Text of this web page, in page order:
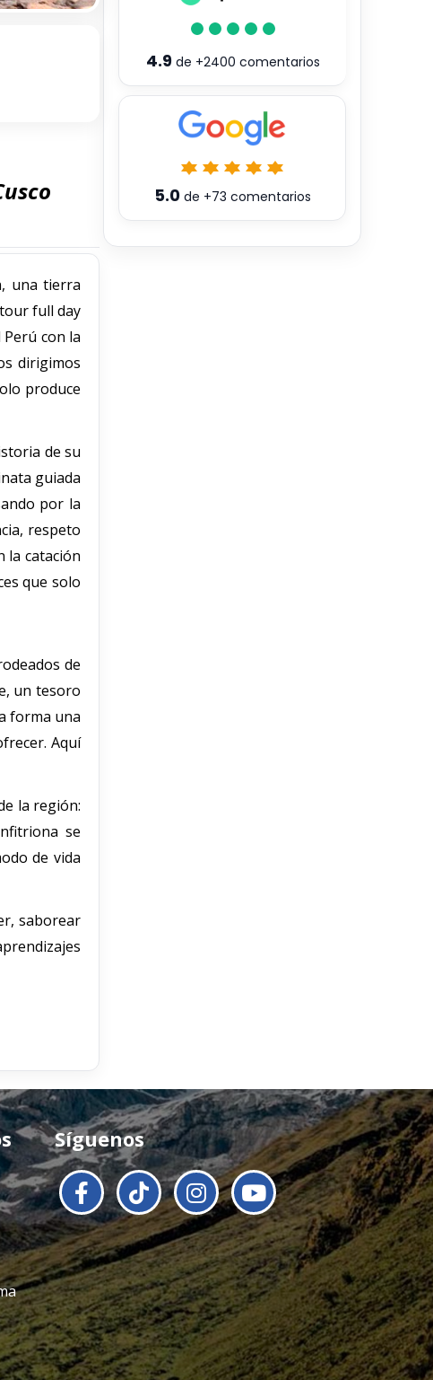
una tierra
full day
con la
dirigimos
produce
de su
guiada
por la
respeto
la catación
que solo
de
un tesoro
forma una
Aquí
la región:
se
de vida
saborear
4.9de +2400 comentarios
5.0de +73 comentarios
Síguenos